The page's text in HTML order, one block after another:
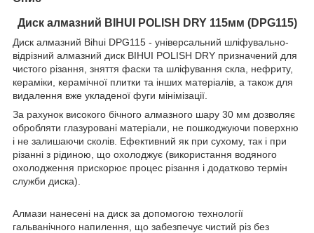
Диск алмазний BIHUI POLISH DRY 115мм (DPG115)
Диск алмазний Bihui DPG115 - універсальний шліфувально-
відрізний алмазний диск BIHUI POLISH DRY призначений для
чистого різання, зняття фаски та шліфування скла, нефриту,
кераміки, керамічної плитки та інших матеріалів, а також для
видалення вже укладеної фуги мінімізації.
За рахунок високого бічного алмазного шару 30 мм дозволяє
обробляти глазуровані матеріали, не пошкоджуючи поверхню
і не залишаючи сколів. Ефективний як при сухому, так і при
різанні з рідиною, що охолоджує (використання водяного
охолодження прискорює процес різання і додатково термін
служби диска).
Алмази нанесені на диск за допомогою технології
гальванічного напилення, що забезпечує чистий різ без